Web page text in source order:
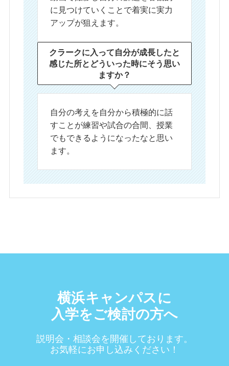
に見つけていくことで着実に実力
アップが狙えます。
クラークに入って自分が成長したと
感じた所と どういった時にそう思い
ますか？
自分の考えを自分から積極的に話
すことが練習や試合の合間、授業
でもできるようになったなと思い
ます。
横浜キャンパスに
入学をご検討の方へ
説明会・相談会を開催しております。
お気軽にお申し込みください！